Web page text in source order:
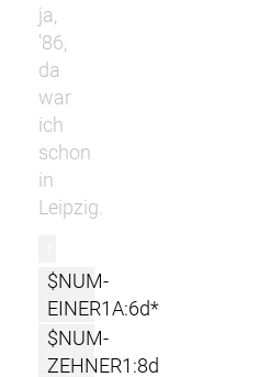
ja,
'86,
da
war
ich
schon
in
Leipzig.
$NUM-
EINER1A:6d*
$NUM-
ZEHNER1:8d